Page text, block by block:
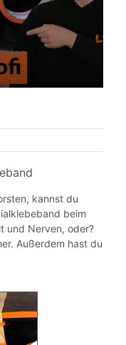
kannst du
beim
und Nerven, oder?
Außerdem hast du